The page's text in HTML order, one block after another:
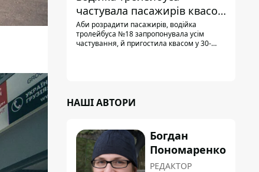
частувала пасажирів квасом
під час знеструмлення
мережі
Аби розрадити пасажирів, водійка
тролейбуса №18 запропонувала усім
частування, й пригостила квасом у 30-
НАШІ АВТОРИ
Богдан
Пономаренко
РЕДАКТОР